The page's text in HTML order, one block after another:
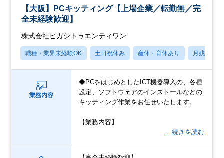
【大阪】PCキッティング【上場企業／転勤無／完
全未経験歓迎】
株式会社ヒガシトゥエンティワン
職種・業界未経験OK 土日祝休み 産休・育休あり 月残業20
業務内容
◆PCをはじめとしたICT機器導入の、各種
設定、ソフトウェアのインストールなどの
キッティング作業をお任せいたします。
【業務内容】
…続きを読む